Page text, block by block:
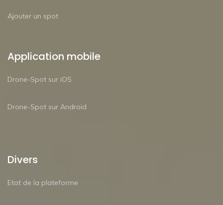
Ajouter un spot
Application mobile
Drone-Spot sur iOS
Drone-Spot sur Android
Divers
Etat de la plateforme